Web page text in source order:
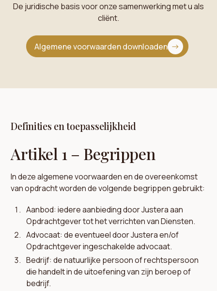
De juridische basis voor onze samenwerking met u als
cliënt.
Algemene voorwaarden downloaden
Definities en toepasselijkheid
Artikel 1 – Begrippen
In deze algemene voorwaarden en de overeenkomst
van opdracht worden de volgende begrippen gebruikt:
Aanbod: iedere aanbieding door Justera aan
Opdrachtgever tot het verrichten van Diensten.
Advocaat: de eventueel door Justera en/of
Opdrachtgever ingeschakelde advocaat.
Bedrijf: de natuurlijke persoon of rechtspersoon
die handelt in de uitoefening van zijn beroep of
bedrijf.